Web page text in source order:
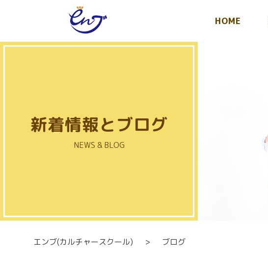
HOME
新着情報とブログ
NEWS & BLOG
エンブ(カルチャースクール) > ブログ